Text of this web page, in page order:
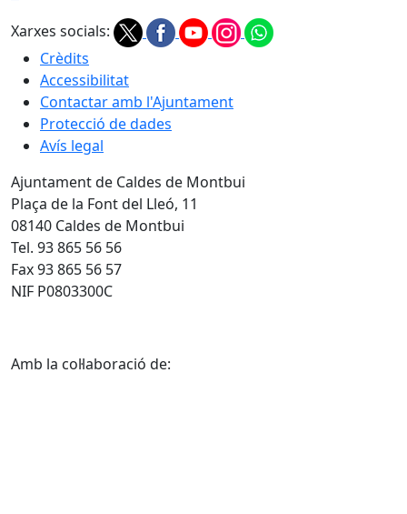
Xarxes socials:
Crèdits
Accessibilitat
Contactar amb l'Ajuntament
Protecció de dades
Avís legal
Ajuntament de Caldes de Montbui
Plaça de la Font del Lleó, 11
08140 Caldes de Montbui
Tel. 93 865 56 56
Fax 93 865 56 57
NIF P0803300C
Amb la col·laboració de: